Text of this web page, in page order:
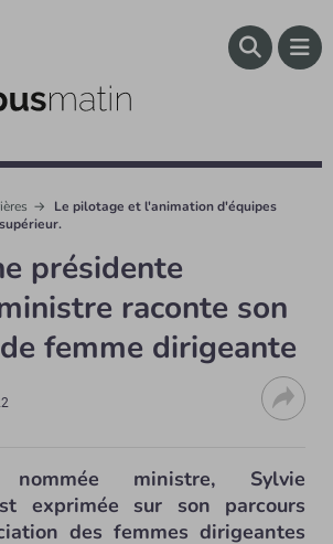
Le pilotage et l'animation d'équipes
présidente
raconte son
femme dirigeante
nommée ministre, Sylvie
exprimée sur son parcours
des femmes dirigeantes